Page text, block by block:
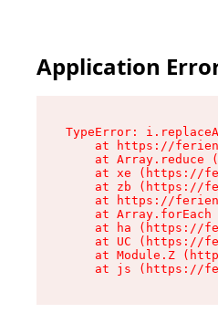
Application
TypeError:
at https://
at Array.reduce
at xe (https://
at zb (https://
at https://
at Array.forEach
at ha (https://
at UC (https://
at Module.Z
at js (https://